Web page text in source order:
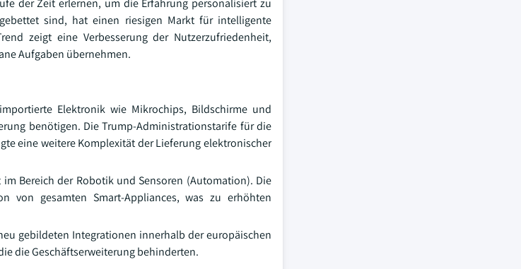
der Zeit erlernen, um die Erfahrung personalisiert zu
sind, hat einen riesigen Markt für intelligente
zeigt eine Verbesserung der Nutzerzufriedenheit,
Aufgaben übernehmen.
Elektronik wie Mikrochips, Bildschirme und
benötigen. Die Trump-Administrationstarife für die
eine weitere Komplexität der Lieferung elektronischer
Bereich der Robotik und Sensoren (Automation). Die
von gesamten Smart-Appliances, was zu erhöhten
gebildeten Integrationen innerhalb der europäischen
die Geschäftserweiterung behinderten.